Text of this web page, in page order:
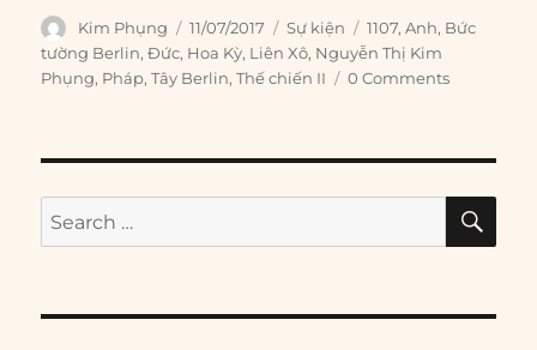
Author
Kim Phụng
Posted
on
11/07/2017 Categories
Sự kiện Tags
1107,Anh, Bức
tường Berlin,Đức, Hoa Kỳ, Liên Xô, Nguyễn Thị Kim
Phụng, Pháp,Tây Berlin,Thế chiến II 0 Comments
Search
for: